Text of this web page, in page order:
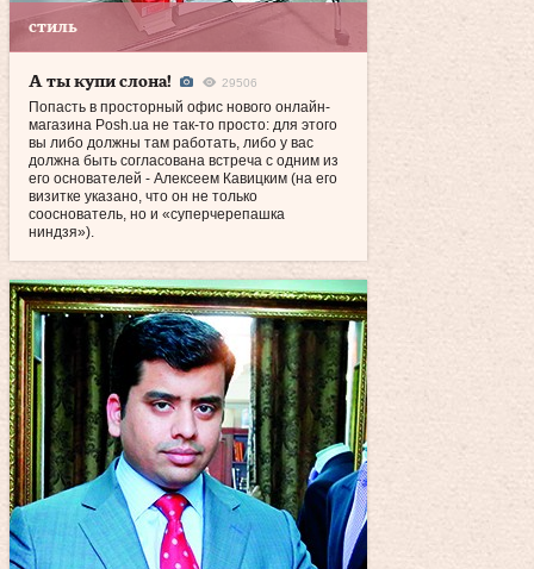
стиль
А ты купи слона! 29506
Попасть в просторный офис нового онлайн-
магазина Posh.ua не так‑то просто: для этого
вы либо должны там работать, либо у вас
должна быть согласована встреча с одним из
его основателей - Алексеем Кавицким (на его
визитке указано, что он не только
сооснователь, но и «суперчерепашка
ниндзя»).